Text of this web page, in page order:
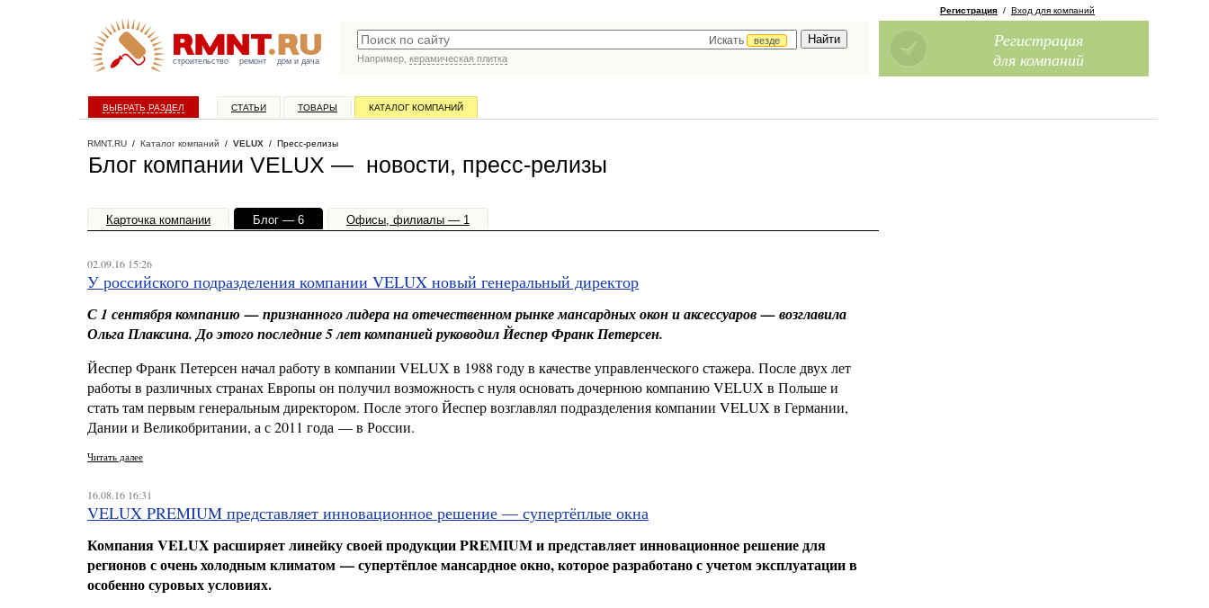
строительство ремонт дом и дача
Искать
везде
Например, керамическая плитка
Регистрация / Вход для компаний
Регистрация
для компаний
ВЫБРАТЬ РАЗДЕЛ СТАТЬИ ТОВАРЫ КАТАЛОГ КОМПАНИЙ
RMNT.RU / Каталог компаний / VELUX / Пресс-релизы
Блог компании VELUX — новости, пресс-релизы
Карточка компании Блог — 6 Офисы, филиалы — 1
02.09.16 15:26
У российского подразделения компании VELUX новый генеральный директор
С 1 сентября компанию — признанного лидера на отечественном рынке мансардных окон и аксессуаров — возглавила
Ольга Плаксина. До этого последние 5 лет компанией руководил Йеспер Франк Петерсен.
Йеспер Франк Петерсен начал работу в компании VELUX в 1988 году в качестве управленческого стажера. После двух лет
работы в различных странах Европы он получил возможность с нуля основать дочернюю компанию VELUX в Польше и
стать там первым генеральным директором. После этого Йеспер возглавлял подразделения компании VELUX в Германии,
Дании и Великобритании, а с 2011 года — в России.
Читать далее
16.08.16 16:31
VELUX PREMIUM представляет инновационное решение — супертёплые окна
Компания VELUX расширяет линейку своей продукции PREMIUM и представляет инновационное решение для
регионов с очень холодным климатом — супертёплое мансардное окно, которое разработано с учетом эксплуатации в
особенно суровых условиях.